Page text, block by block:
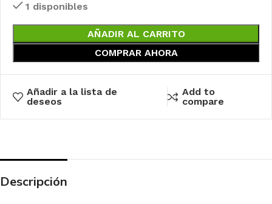
1 disponibles
AÑADIR AL CARRITO
COMPRAR AHORA
Añadir a la lista de
deseos
Add to
compare
Descripción